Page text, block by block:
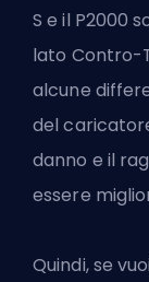
S e il P2000
lato Contro-
alcune
del
danno e il
essere
Quindi, se